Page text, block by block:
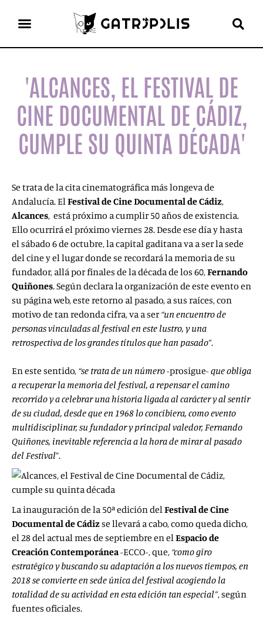
'ALCANCES, EL FESTIVAL DE
CINE DOCUMENTAL DE CÁDIZ,
CUMPLE SU QUINTA DÉCADA'
Se trata de la cita cinematográfica más longeva de
Andalucía. ElFestival de Cine Documental de Cádiz,
Alcances, está próximo a cumplir 50 años de existencia.
Ello ocurrirá el próximo viernes 28. Desde ese día y hasta
el sábado 6 de octubre, la capital gaditana va a ser la sede
del cine y el lugar donde se recordará la memoria de su
fundador, allá por finales de la década de los 60,Fernando
Quiñones. Según declara la organización de este evento en
su página web, este retorno al pasado, a sus raíces, con
motivo de tan redonda cifra, va a ser “un encuentro de
personas vinculadas al festival en este lustro, y una
retrospectiva de los grandes títulos que han pasado”.
En este sentido, “se trata de un número-prosigue-que obliga
a recuperar la memoria del festival, a repensar el camino
recorrido y a celebrar una historia ligada al carácter y al sentir
de su ciudad, desde que en 1968 lo concibiera, como evento
multidisciplinar, su fundador y principal valedor, Fernando
Quiñones, inevitable referencia a la hora de mirar al pasado
del Festival”.
La inauguración de la 50ª edición delFestival de Cine
Documental de Cádizse llevará a cabo, como queda dicho,
el 28 del actual mes de septiembre en elEspacio de
Creación Contemporánea-ECCO-, que, “como giro
estratégico y buscando su adaptación a los nuevos tiempos, en
2018 se convierte en sede única del festival acogiendo la
totalidad de su actividad en esta edición tan especial”, según
fuentes oficiales.